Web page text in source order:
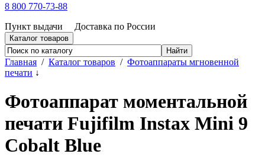
8 800 770-73-88
Пункт выдачи
Доставка по России
Каталог товаров
Главная / Каталог товаров / Фотоаппараты мгновенной
печати ↓
Фотоаппарат моментальной
печати Fujifilm Instax Mini 9
Cobalt Blue